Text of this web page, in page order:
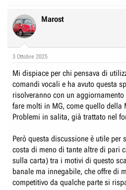
Marost
3 Ottobre 2025
Mi dispiace per chi pensava di
comandi vocali e ha avuto questa
risolveranno con un
fare molti in MG, come quello della
Problemi in salita, già trattato nel
Però questa discussione è utile per
costa di meno di tante altre di pari
sulla carta) tra i motivi di questo
banale ma innegabile, che offre di
competitivo da qualche parte si